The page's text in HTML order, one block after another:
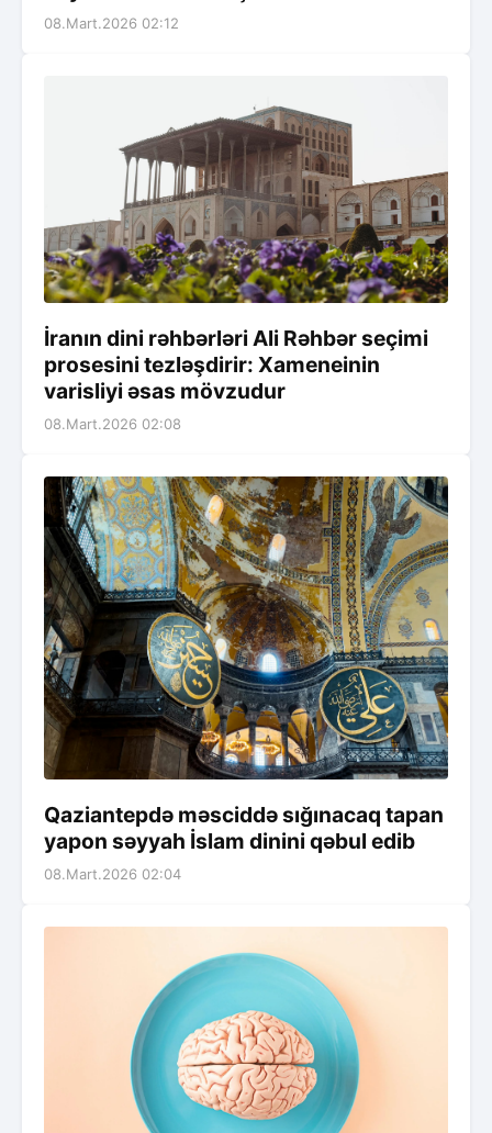
08.Mart.2026 02:12
İranın dini rəhbərləri Ali Rəhbər seçimi
prosesini tezləşdirir: Xameneinin
varisliyi əsas mövzudur
08.Mart.2026 02:08
Qaziantepdə məsciddə sığınacaq tapan
yapon səyyah İslam dinini qəbul edib
08.Mart.2026 02:04